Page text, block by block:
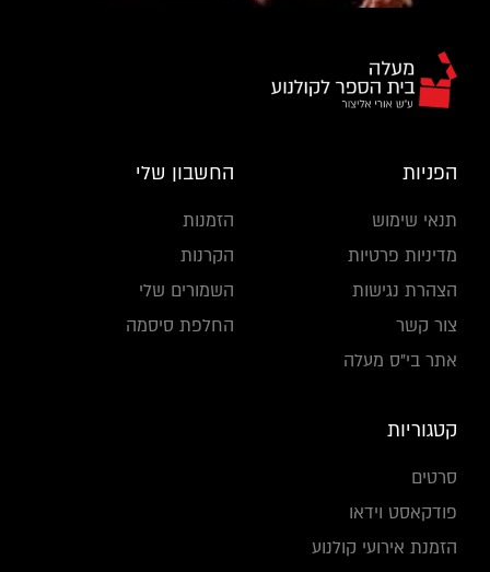
הפניות
תנאי שימוש
מדיניות פרטיות
הצהרת נגישות
צור קשר
אתר בי"ס מעלה
החשבון שלי
הזמנות
הקרנות
השמורים שלי
החלפת סיסמה
קטגוריות
סרטים
פודקאסט וידאו
הזמנת אירועי קולנוע